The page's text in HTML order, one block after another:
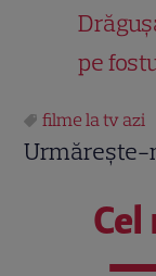
pe
filme la tv azi
Urmărește-
Cel